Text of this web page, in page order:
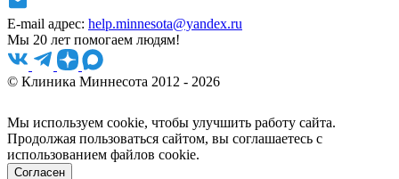
E-mail адрес: help.minnesota@yandex.ru
Мы 20 лет помогаем людям!
© Клиника Миннесота 2012 - 2026
Мы используем cookie, чтобы улучшить работу сайта.
Продолжая пользоваться сайтом, вы соглашаетесь с
использованием файлов cookie.
Согласен